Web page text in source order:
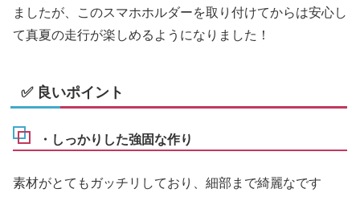
ましたが、このスマホホルダーを取り付けてからは安心し
て真夏の走行が楽しめるようになりました！
✅ 良いポイント
・しっかりした強固な作り
素材がとてもガッチリしており、細部まで綺麗なです